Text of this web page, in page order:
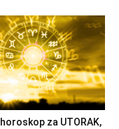
za UTORAK,